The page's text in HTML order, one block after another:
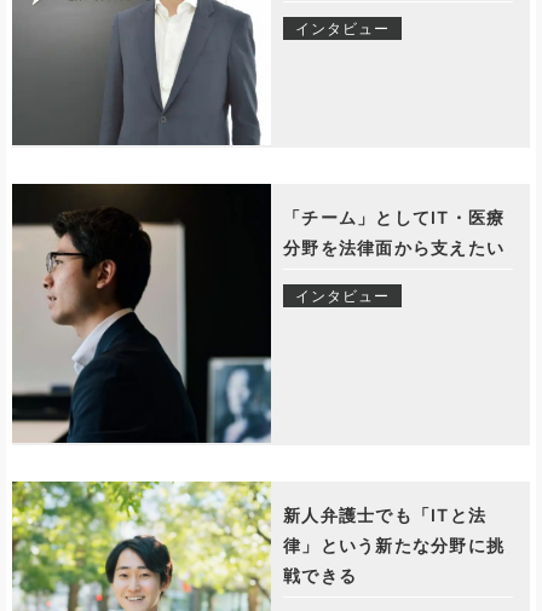
インタビュー
「チーム」としてIT・医療
分野を法律面から支えたい
インタビュー
新人弁護士でも「ITと法
律」という新たな分野に挑
戦できる